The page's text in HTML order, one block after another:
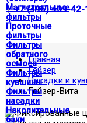
Магистральные
фильтры
Проточные
фильтры
Фильтры
обратного
осмоса
Фильтры
кувшины
Фильтры
насадки
Накопительные
баки
| +7 (495) 409-42-
Главная
Гейзер
Насадки и
Гейзер-Вита